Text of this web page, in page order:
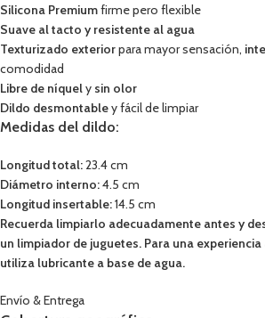
Silicona Premiumfirme pero flexible
Suave al tacto y resistente al agua
Texturizado exteriorpara mayor sensación,
comodidad
Libre de níquely sin olor
Dildo desmontabley fácil de limpiar
Medidas del dildo:
Longitud total:23.4 cm
Diámetro interno:4.5 cm
Longitud insertable:14.5 cm
Recuerda limpiarlo adecuadamente antes y
un limpiador de juguetes. Para una
utiliza lubricante a base de agua.
Envío & Entrega